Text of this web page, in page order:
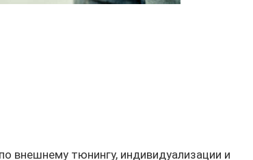
внешнему тюнингу, индивидуализации и